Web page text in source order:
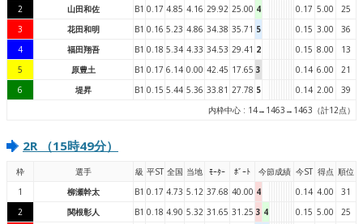
2
山田和佐 B1 0.17 4.85 4.16 29.92 25.00 4 0.17 5.00
25
3
花田和明 B1 0.16 5.23 4.86 34.38 35.71 5 0.15 3.00
36
4
福田翔吾 B1 0.18 5.34 4.33 34.53 29.41 2 0.15 8.00
13
5
原豊土 B1 0.17 6.14 0.00 42.45 17.65 3 0.14 6.00
21
6
堤昇 B1 0.15 5.44 5.36 33.81 27.78 5 0.14 2.00
39
内枠中心 : 14→1463→1463（計12点）
2R （15時49分）
枠 選手 級 平ST 全国 当地 ﾓｰﾀｰ ﾎﾞｰﾄ 今節成績 今ST 得点 順位
1
柳瀬幹太 B1 0.17 4.73 5.12 37.68 40.00 4 0.14 4.00
31
2
関根彰人 B1 0.18 4.90 5.32 31.65 31.25 3 4 0.15 5.00
25